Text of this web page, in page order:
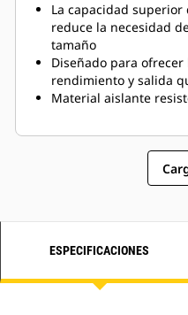
La capacidad
reduce la necesidad
tamaño
Diseñado para
rendimiento y salida
Material aislante
ESPECIFICACIONES